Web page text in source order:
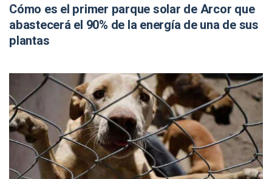
Cómo es el primer parque solar de Arcor que
abastecerá el 90% de la energía de una de sus
plantas